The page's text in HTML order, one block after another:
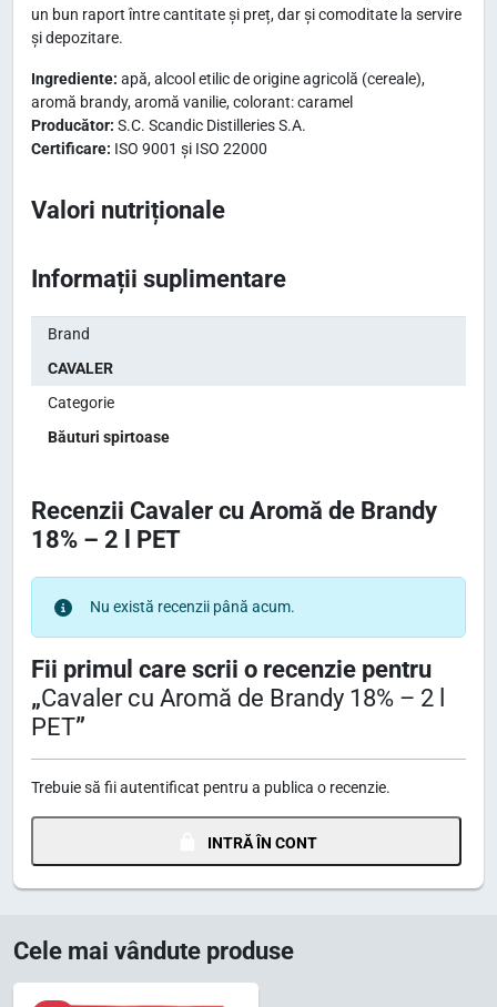
un bun raport între cantitate și preț, dar și comoditate la servire
și depozitare.
Ingrediente: apă, alcool etilic de origine agricolă (cereale),
aromă brandy, aromă vanilie, colorant: caramel
Producător: S.C. Scandic Distilleries S.A.
Certificare: ISO 9001 și ISO 22000
Valori nutriționale
Informații suplimentare
Brand
CAVALER
Categorie
Băuturi spirtoase
Recenzii Cavaler cu Aromă de Brandy
18% – 2 l PET
Nu există recenzii până acum.
Fii primul care scrii o recenzie pentru
„Cavaler cu Aromă de Brandy 18% – 2 l
PET”
Trebuie să fiiautentificat pentru a publica o recenzie.
INTRĂ ÎN CONT
Cele mai vândute produse